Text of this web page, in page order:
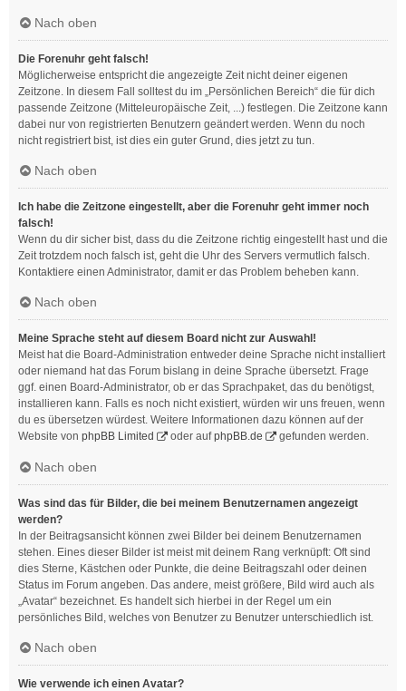
Nach oben
Die Forenuhr geht falsch!
Möglicherweise entspricht die angezeigte Zeit nicht deiner eigenen
Zeitzone. In diesem Fall solltest du im „Persönlichen Bereich“ die für dich
passende Zeitzone (Mitteleuropäische Zeit, ...) festlegen. Die Zeitzone kann
dabei nur von registrierten Benutzern geändert werden. Wenn du noch
nicht registriert bist, ist dies ein guter Grund, dies jetzt zu tun.
Nach oben
Ich habe die Zeitzone eingestellt, aber die Forenuhr geht immer noch
falsch!
Wenn du dir sicher bist, dass du die Zeitzone richtig eingestellt hast und die
Zeit trotzdem noch falsch ist, geht die Uhr des Servers vermutlich falsch.
Kontaktiere einen Administrator, damit er das Problem beheben kann.
Nach oben
Meine Sprache steht auf diesem Board nicht zur Auswahl!
Meist hat die Board-Administration entweder deine Sprache nicht installiert
oder niemand hat das Forum bislang in deine Sprache übersetzt. Frage
ggf. einen Board-Administrator, ob er das Sprachpaket, das du benötigst,
installieren kann. Falls es noch nicht existiert, würden wir uns freuen, wenn
du es übersetzen würdest. Weitere Informationen dazu können auf der
Website von phpBB Limited oder aufphpBB.de gefunden werden.
Nach oben
Was sind das für Bilder, die bei meinem Benutzernamen angezeigt
werden?
In der Beitragsansicht können zwei Bilder bei deinem Benutzernamen
stehen. Eines dieser Bilder ist meist mit deinem Rang verknüpft: Oft sind
dies Sterne, Kästchen oder Punkte, die deine Beitragszahl oder deinen
Status im Forum angeben. Das andere, meist größere, Bild wird auch als
„Avatar“ bezeichnet. Es handelt sich hierbei in der Regel um ein
persönliches Bild, welches von Benutzer zu Benutzer unterschiedlich ist.
Nach oben
Wie verwende ich einen Avatar?